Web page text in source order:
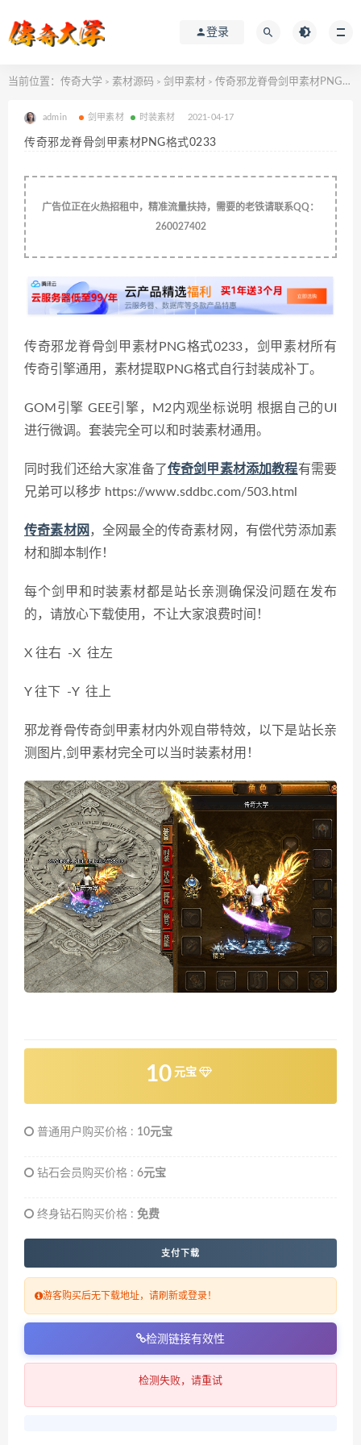
登录
当前位置： 传奇大学 > 素材源码 > 剑甲素材 > 传奇邪龙脊骨剑甲素材PNG格式0233
admin 剑甲素材 时装素材 2021-04-17
传奇邪龙脊骨剑甲素材PNG格式0233
广告位正在火热招租中，精准流量扶持，需要的老铁请联系QQ：
260027402
传奇邪龙脊骨剑甲素材PNG格式0233，剑甲素材所有
传奇引擎通用，素材提取PNG格式自行封装成补丁。
GOM引擎 GEE引擎，M2内观坐标说明 根据自己的UI
进行微调。套装完全可以和时装素材通用。
同时我们还给大家准备了传奇剑甲素材添加教程有需要
兄弟可以移步 https://www.sddbc.com/503.html
传奇素材网 ，全网最全的传奇素材网，有偿代劳添加素
材和脚本制作！
每个剑甲和时装素材都是站长亲测确保没问题在发布
的，请放心下载使用，不让大家浪费时间！
X 往右 -X 往左
Y 往下 -Y 往上
邪龙脊骨传奇剑甲素材内外观自带特效，以下是站长亲
测图片,剑甲素材完全可以当时装素材用！
10 元宝
普通用户购买价格 : 10元宝
钻石会员购买价格 : 6元宝
终身钻石购买价格 : 免费
支付下载
游客购买后无下载地址，请刷新或登录！
检测链接有效性
检测失败，请重试